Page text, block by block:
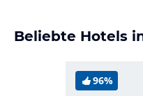
Beliebte Hotels
96%